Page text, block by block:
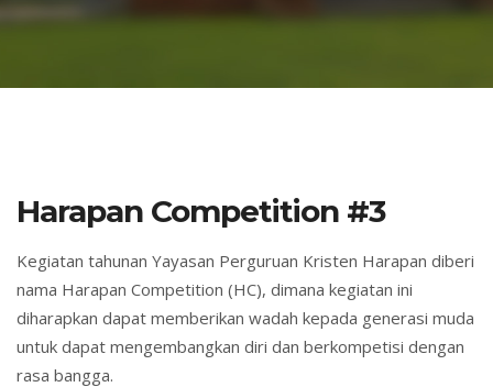
Harapan Competition #3
Kegiatan tahunan Yayasan Perguruan Kristen Harapan diberi
nama Harapan Competition (HC), dimana kegiatan ini
diharapkan dapat memberikan wadah kepada generasi muda
untuk dapat mengembangkan diri dan berkompetisi dengan
rasa bangga.